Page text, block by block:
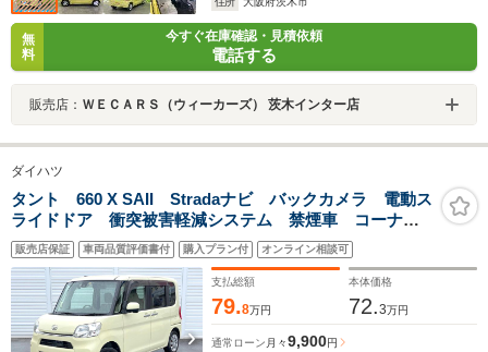
無
料
今すぐ在庫確認・見積依頼
電話する
販売店： ＷＥＣＡＲＳ（ウィーカーズ） 茨木インター店
ダイハツ
タント 660 X SAII Stradaナビ バックカメラ 電動ス
ライドドア 衝突被害軽減システム 禁煙車 コーナー
センサー スマートキー ETC オートエアコン 1オー
ナー Bluetooth CD/DVD再生 フルセグ
販売店保証 車両品質評価書付 購入プラン付 オンライン相談可
支払総額
79.8万円
本体価格
72.3万円
通常ローン 月々9,900円